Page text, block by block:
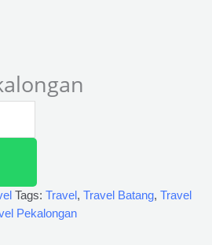
Tags: Travel , Travel Batang, Travel
Pekalongan